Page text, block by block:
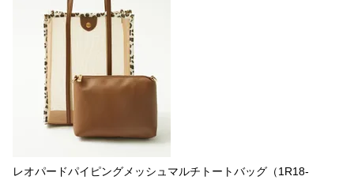
レオパードパイピングメッシュマルチトートバッグ（1R18-